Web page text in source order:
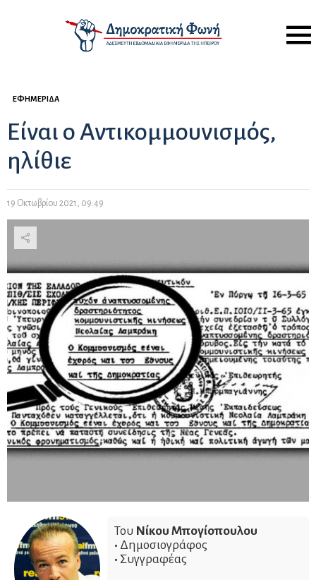
Menu
ΕΦΗΜΕΡΊΔΑ
Είναι ο Αντικομμουνισμός,
ηλίθιε
19 Οκτωβρίου 2021, 09:49
Του Νίκου Μπογίοπουλου
• Δημοσιογράφος
• Συγγραφέας